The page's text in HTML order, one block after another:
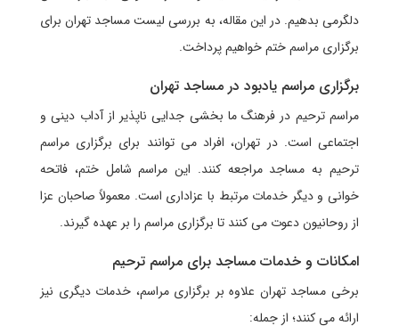
دلگرمی بدهیم. در این مقاله، به بررسی لیست مساجد تهران برای
برگزاری مراسم ختم خواهیم پرداخت.
برگزاری مراسم یادبود در مساجد تهران
مراسم ترحیم در فرهنگ ما بخشی جدایی ناپذیر از آداب دینی و
اجتماعی است. در تهران، افراد می توانند برای برگزاری مراسم
ترحیم به مساجد مراجعه کنند. این مراسم شامل ختم، فاتحه
خوانی و دیگر خدمات مرتبط با عزاداری است. معمولاً صاحبان عزا
از روحانیون دعوت می کنند تا برگزاری مراسم را بر عهده گیرند.
امکانات و خدمات مساجد برای مراسم ترحیم
برخی مساجد تهران علاوه بر برگزاری مراسم، خدمات دیگری نیز
ارائه می کنند؛ از جمله: